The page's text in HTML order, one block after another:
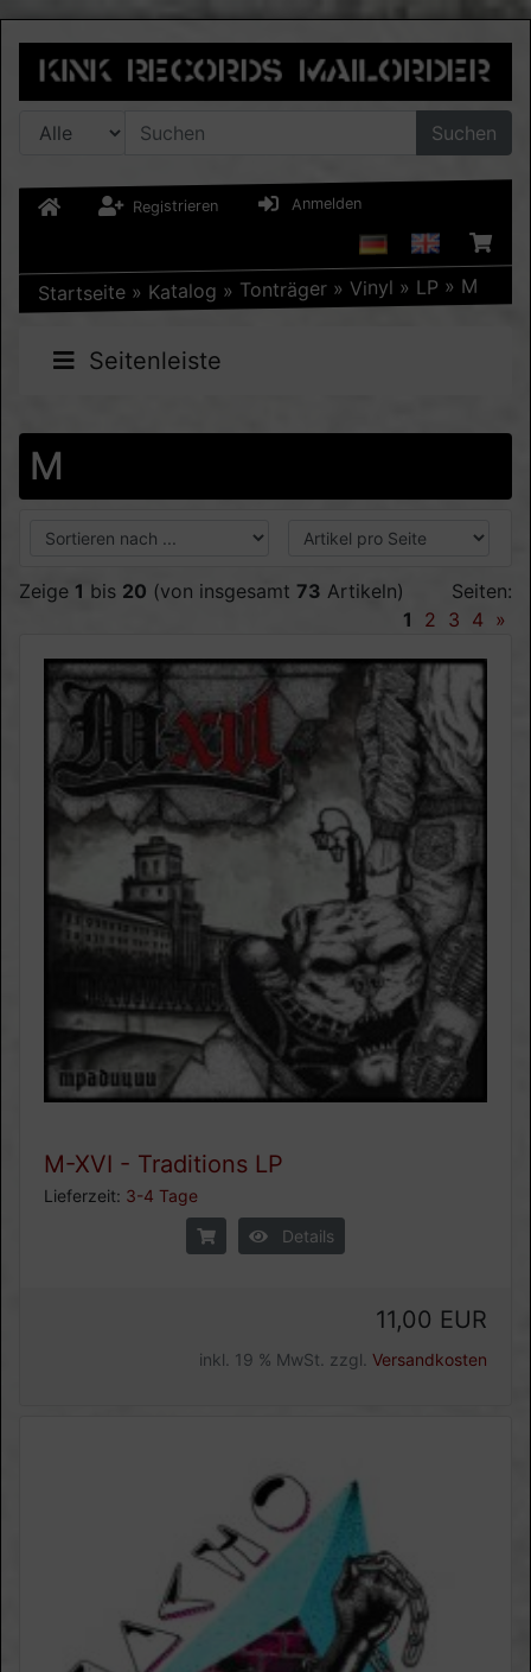
Suchen
Registrieren Anmelden
Startseite » Katalog » Tonträger » Vinyl » LP » M
Seitenleiste
M
Zeige 1 bis 20 (von insgesamt 73 Artikeln)
Seiten:
1
2 3 4 »
M-XVI - Traditions LP
Lieferzeit: 3-4 Tage
Details
11,00 EUR
inkl. 19 % MwSt. zzgl. Versandkosten